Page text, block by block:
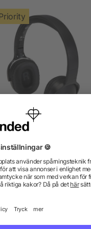
av återvunnen plast